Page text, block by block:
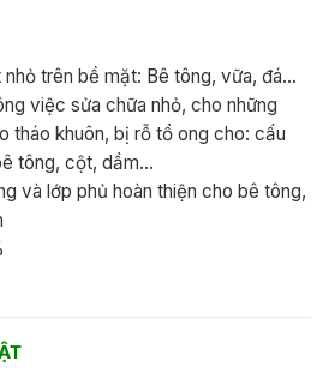
trên bề mặt: Bê tông, vữa, đá…
việc sửa chữa nhỏ, cho những
tháo khuôn, bị rỗ tổ ong cho: cấu
tông, cột, dầm…
và lớp phủ hoàn thiện cho bê tông,